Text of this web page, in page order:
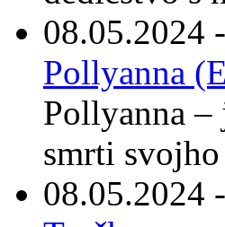
08.05.2024
Pollyanna
Pollyanna –
smrti
08.05.2024